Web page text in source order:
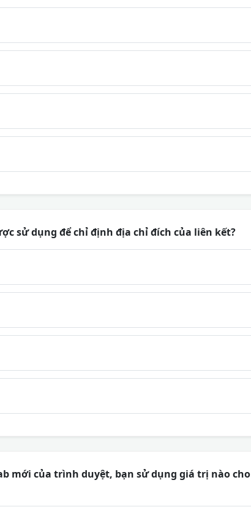
sử dụng để chỉ định địa chỉ đích của liên kết?
mới của trình duyệt, bạn sử dụng giá trị nào cho